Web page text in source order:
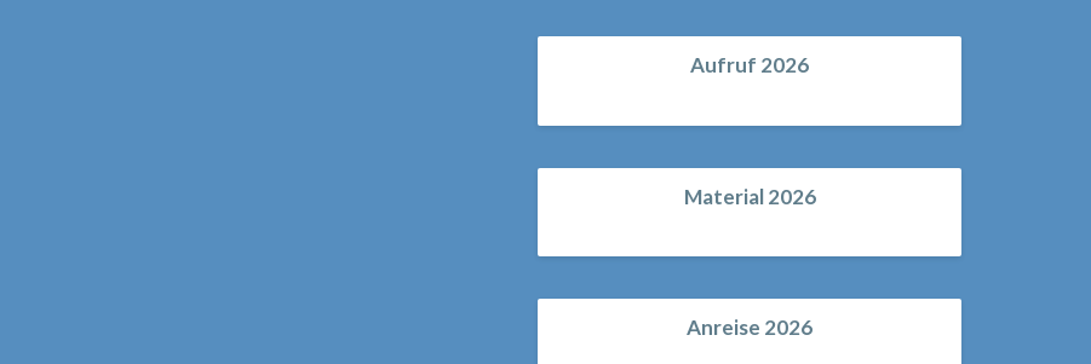
Aufruf 2026
Material 2026
Anreise 2026